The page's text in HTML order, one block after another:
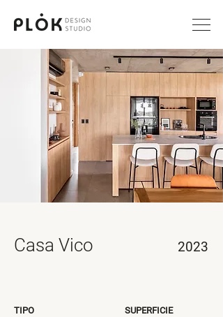
Casa Vico 2023
TIPO
SUPERFICIE